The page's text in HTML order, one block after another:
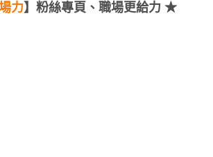
力】粉絲專頁、職場更給力 ★